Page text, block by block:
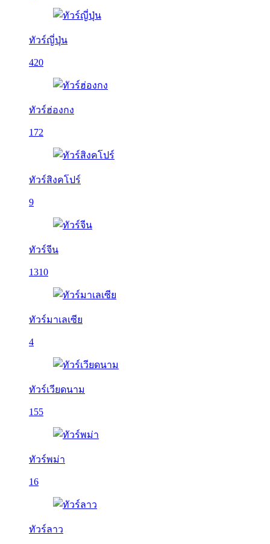
ทัวร์ญี่ปุ่น
420
ทัวร์ฮ่องกง
172
ทัวร์สิงคโปร์
9
ทัวร์จีน
1310
ทัวร์มาเลเซีย
4
ทัวร์เวียดนาม
155
ทัวร์พม่า
16
ทัวร์ลาว